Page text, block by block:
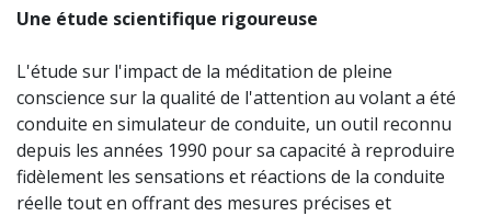
Une étude scientifique rigoureuse
L'étude sur l'impact de la méditation de pleine
conscience sur la qualité de l'attention au volant a été
conduite en simulateur de conduite, un outil reconnu
depuis les années 1990 pour sa capacité à reproduire
fidèlement les sensations et réactions de la conduite
réelle tout en offrant des mesures précises et